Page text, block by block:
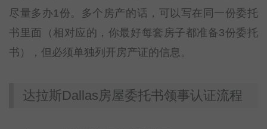
尽量多办1份。多个房产的话，可以写在同一份委托
书里面（相对应的，你最好每套房子都准备3份委托
书），但必须单独列开房产证的信息。
达拉斯Dallas房屋委托书领事认证流程